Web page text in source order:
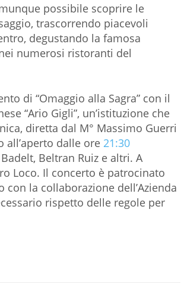
possibile scoprire le
trascorrendo piacevoli
degustando la famosa
numerosi ristoranti del
di “Omaggio alla Sagra” con il
“Ario Gigli”, un’istituzione che
diretta dal M° Massimo Guerri
all’aperto dalle ore 21:30
Beltran Ruiz e altri. A
Loco. Il concerto è patrocinato
con la collaborazione dell’Azienda
rispetto delle regole per